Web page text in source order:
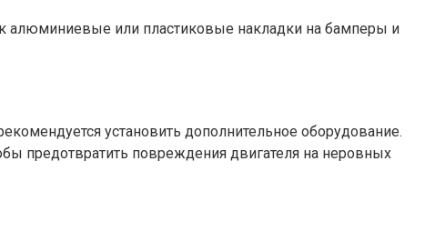
алюминиевые или пластиковые накладки на бамперы и
установить дополнительное оборудование.
предотвратить повреждения двигателя на неровных